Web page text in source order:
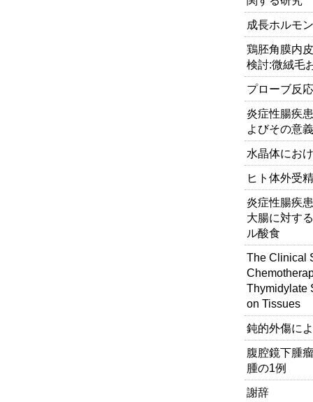
成長ホルモ
鶏胚角膜内
検討:微絨毛
プローブ反
炎症性腸疾
よびその意義
水晶体にお
ヒト体外受
炎症性腸疾
大腸に対す
ル酸食
The Clinical
Thymidylate
on Tissues
鈍的外傷に
腹腔鏡下腫
腫の1例
謝辞